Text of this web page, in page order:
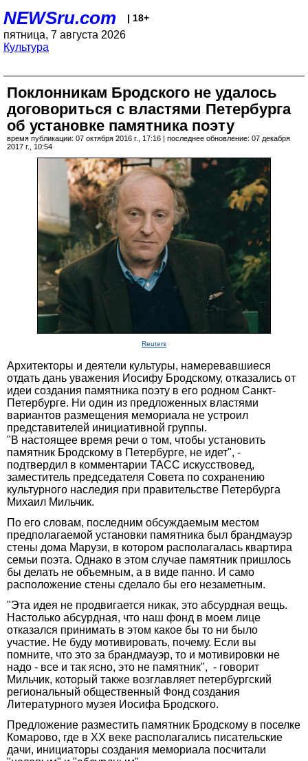
NEWSru.com | 18+
пятница, 7 августа 2026
Культура
Поклонникам Бродского не удалось
договориться с властями Петербурга
об установке памятника поэту
время публикации: 07 октября 2016 г., 17:16 | последнее обновление: 07 декабря
2017 г., 10:54
Reuters
Архитекторы и деятели культуры, намеревавшиеся
отдать дань уважения Иосифу Бродскому, отказались от
идеи создания памятника поэту в его родном Санкт-
Петербурге. Ни один из предложенных властями
вариантов размещения мемориала не устроил
представителей инициативной группы.
"В настоящее время речи о том, чтобы установить
памятник Бродскому в Петербурге, не идет", -
подтвердил в комментарии ТАСС искусствовед,
заместитель председателя Совета по сохранению
культурного наследия при правительстве Петербурга
Михаил Мильчик.
По его словам, последним обсуждаемым местом
предполагаемой установки памятника был брандмауэр
стены дома Марузи, в котором располагалась квартира
семьи поэта. Однако в этом случае памятник пришлось
бы делать не объемным, а в виде панно. И само
расположение стены сделало бы его незаметным.
"Эта идея не продвигается никак, это абсурдная вещь.
Настолько абсурдная, что наш фонд в моем лице
отказался принимать в этом какое бы то ни было
участие. Не буду мотивировать, почему. Если вы
помните, что это за брандмауэр, то и мотивировки не
надо - все и так ясно, это не памятник", - говорит
Мильчик, который также возглавляет петербургский
региональный общественный Фонд создания
Литературного музея Иосифа Бродского.
Предложение разместить памятник Бродскому в поселке
Комарово, где в ХХ веке располагались писательские
дачи, инициаторы создания мемориала посчитали